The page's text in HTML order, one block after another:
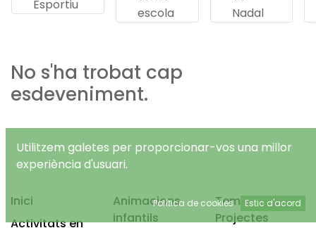
Esportiu
escola
Nadal
No s'ha trobat cap
esdeveniment.
Inici
Activitats en
Animacions
infantils
Temps Lliure
Projectes
Utilitzem galetes per proporcionar-vos una millor
experiència d'usuari.
Política de cookies Estic d'acord